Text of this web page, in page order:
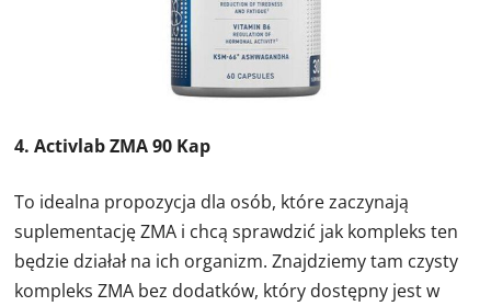
4. Activlab ZMA 90 Kap
To idealna propozycja dla osób, które zaczynają
suplementację ZMA i chcą sprawdzić jak kompleks ten
będzie działał na ich organizm. Znajdziemy tam czysty
kompleks ZMA bez dodatków, który dostępny jest w